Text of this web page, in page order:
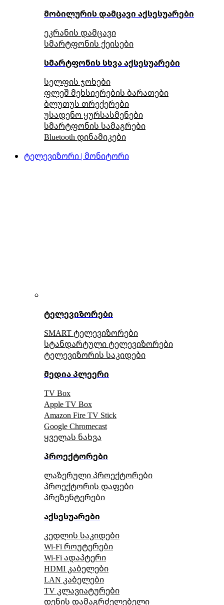
მობილურის დამცავი აქსესუარები
ეკრანის დამცავი
სმარტფონის ქეისები
სმარტფონის სხვა აქსესუარები
სელფის ჯოხები
ფლეშ მეხსიერების ბარათები
ბლუთუს თრექერები
უსადენო ყურსასმენები
სმარტფონის სამაგრები
Bluetooth დინამიკები
ტელევიზორი | მონიტორი
ტელევიზორები
SMART ტელევიზორები
სტანდარტული ტელევიზორები
ტელევიზორის საკიდები
მედია პლეერი
TV Box
Apple TV Box
Amazon Fire TV Stick
Google Chromecast
ყველას ნახვა
პროექტორები
ლაზერული პროექტორები
პროექტორის დაფები
პრეზენტერები
აქსესუარები
კედლის საკიდები
Wi-Fi როუტერები
Wi-Fi ადაპტერი
HDMI კაბელები
LAN კაბელები
TV კლავიატურები
დენის დამაგრძელებელი